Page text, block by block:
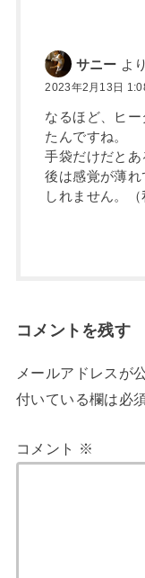
サニー よ
2023年2月13日
なるほど、ヒ
たんですね。
手袋だけだとあ
後は感覚が薄
しれません。（
コメントを残す
メールアドレスが
付いている欄は必
コメント ※